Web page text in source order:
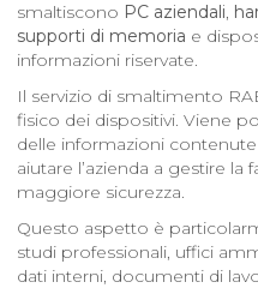
smaltiscono PC aziendali,
supporti di memoria e
informazioni riservate.
Il servizio di smaltimento
fisico dei dispositivi. Viene
delle informazioni
aiutare l’azienda a gestire la
maggiore sicurezza.
Questo aspetto è
studi professionali, uffici
dati interni, documenti di